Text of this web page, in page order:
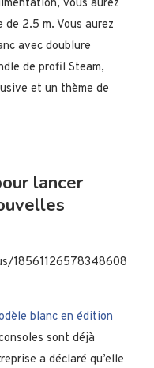
vous aurez
2.5 m. Vous aurez
avec doublure
de profil Steam,
et un thème de
lancer
18561126578348608
blanc en édition
sont déjà
a déclaré qu’elle